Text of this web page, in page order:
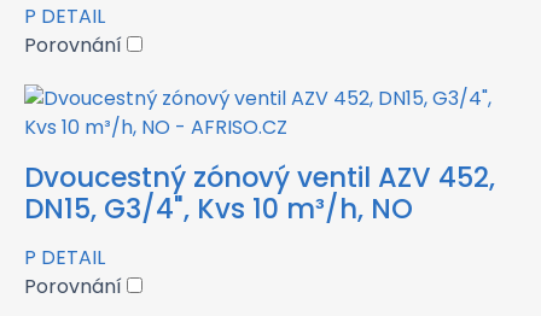
P DETAIL
Porovnání
Dvoucestný zónový ventil AZV 452,
DN15, G3/4", Kvs 10 m³/h, NO
P DETAIL
Porovnání